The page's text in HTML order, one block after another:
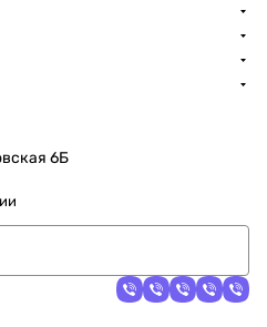
6Б